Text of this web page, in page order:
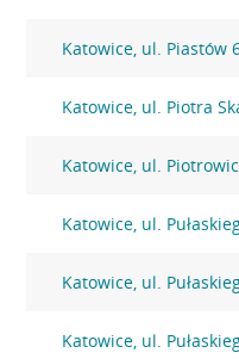
Katowice, ul. Piastów
Katowice, ul. Piotra
Katowice, ul.
Katowice, ul.
Katowice, ul.
Katowice, ul.